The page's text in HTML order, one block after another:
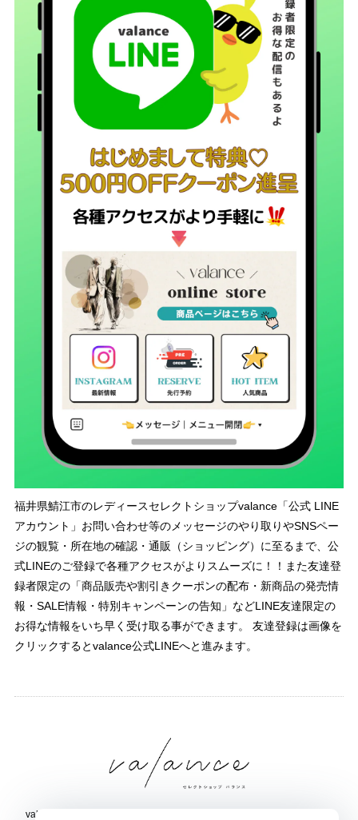
福井県鯖江市のレディースセレクトショップvalance「公式 LINE
アカウント」お問い合わせ等のメッセージのやり取りやSNSペー
ジの観覧・所在地の確認・通販（ショッピング）に至るまで、公
式LINEのご登録で各種アクセスがよりスムーズに！！また友達登
録者限定の「商品販売や割引きクーポンの配布・新商品の発売情
報・SALE情報・特別キャンペーンの告知」などLINE友達限定の
お得な情報をいち早く受け取る事ができます。 友達登録は画像を
クリックするとvalance公式LINEへと進みます。
valance 福井｜レディース セレクトショップ｜ファッション通販サイト